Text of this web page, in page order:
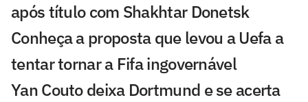
após título com Shakhtar Donetsk
Conheça a proposta que levou a Uefa a
tentar tornar a Fifa ingovernável
Yan Couto deixa Dortmund e se acerta